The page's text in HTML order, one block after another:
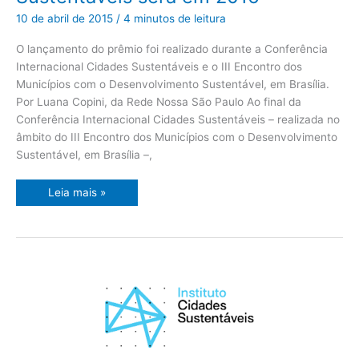
10 de abril de 2015 / 4 minutos de leitura
O lançamento do prêmio foi realizado durante a Conferência
Internacional Cidades Sustentáveis e o III Encontro dos
Municípios com o Desenvolvimento Sustentável, em Brasília.
Por Luana Copini, da Rede Nossa São Paulo Ao final da
Conferência Internacional Cidades Sustentáveis – realizada no
âmbito do III Encontro dos Municípios com o Desenvolvimento
Sustentável, em Brasília –,
Cidades
Sustentáveis
será
2016
Leia mais »